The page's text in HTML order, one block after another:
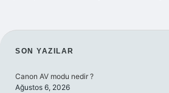
SIDEBAR
SON YAZILAR
Canon AV modu nedir ?
Ağustos 6, 2026